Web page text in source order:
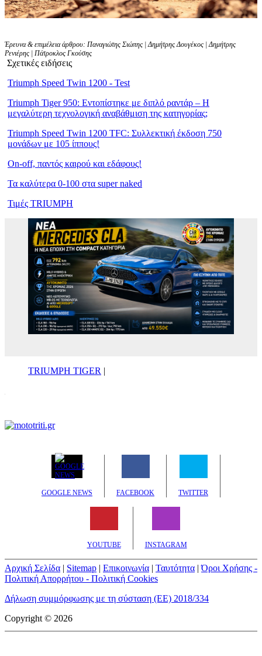
Έρευνα & επιμέλεια άρθρου: Παναγιώτης Σιώπης | Δημήτρης Δουγέκος | Δημήτρης
Ρενιέρης | Πάτροκλος Γκούσης
Σχετικές ειδήσεις
Triumph Speed Twin 1200 - Test
Triumph Tiger 950: Εντοπίστηκε με διπλό ραντάρ – Η
μεγαλύτερη τεχνολογική αναβάθμιση της κατηγορίας;
Triumph Speed Twin 1200 TFC: Συλλεκτική έκδοση 750
μονάδων με 105 ίππους!
On-off, παντός καιρού και εδάφους!
Τα καλύτερα 0-100 στα super naked
Τιμές TRIUMPH
TRIUMPH TIGER |
GOOGLE NEWS FACEBOOK TWITTER
YOUTUBE INSTAGRAM
Αρχική Σελίδα | Sitemap | Επικοινωνία | Ταυτότητα |Όροι Χρήσης -
Πολιτική Απορρήτου - Πολιτική Cookies
Δήλωση συμμόρφωσης με τη σύσταση (ΕΕ) 2018/334
Copyright © 2026